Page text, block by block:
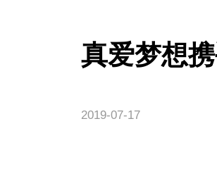
真爱梦想
2019-07-17